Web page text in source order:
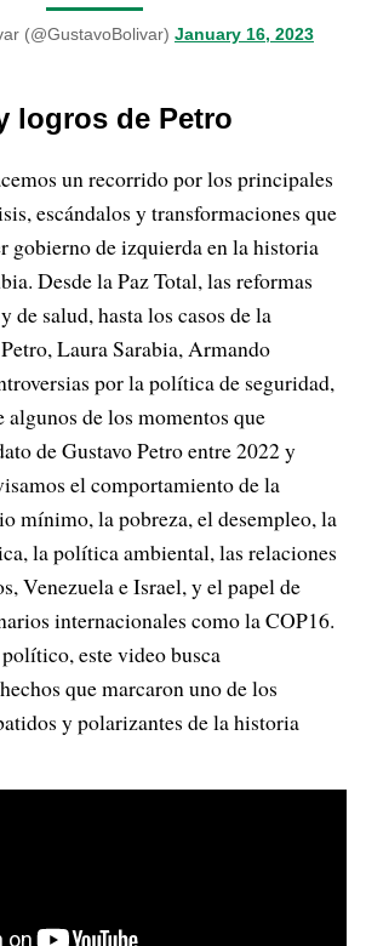
(@GustavoBolivar) January 16, 2023
logros de Petro
un recorrido por los principales
escándalos y transformaciones que
gobierno de izquierda en la historia
Desde la Paz Total, las reformas
de salud, hasta los casos de la
Laura Sarabia, Armando
por la política de seguridad,
algunos de los momentos que
de Gustavo Petro entre 2022 y
el comportamiento de la
mínimo, la pobreza, el desempleo, la
la política ambiental, las relaciones
Venezuela e Israel, y el papel de
internacionales como la COP16.
este video busca
que marcaron uno de los
y polarizantes de la historia